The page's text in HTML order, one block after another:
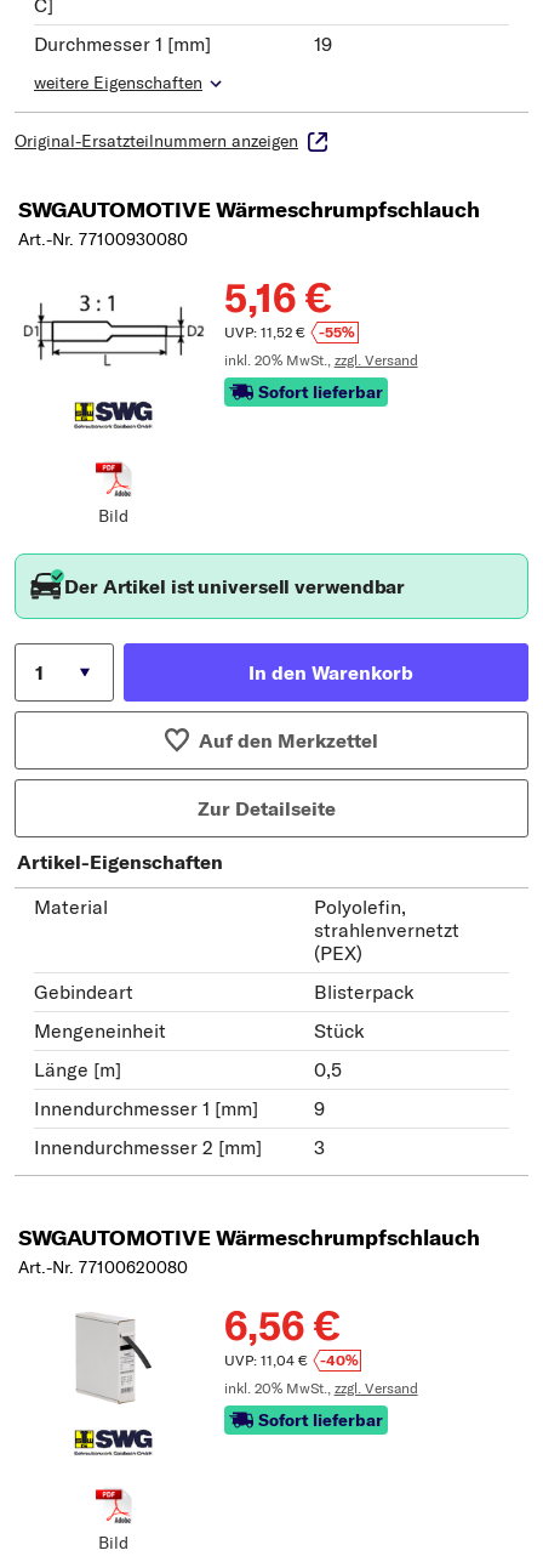
Durchmesser 1 [mm]
19
weitere Eigenschaften
Original-Ersatzteilnummern anzeigen
SWGAUTOMOTIVE Wärmeschrumpfschlauch
Art.-Nr. 77100930080
Bild
5,16 €
UVP: 11,52 €
-55%
inkl. 20% MwSt., zzgl. Versand
Sofort lieferbar
Der Artikel ist universell verwendbar
In den Warenkorb
Auf den Merkzettel
Zur Detailseite
Artikel-Eigenschaften
Material
Polyolefin,
strahlenvernetzt
(PEX)
Gebindeart
Blisterpack
Mengeneinheit
Stück
Länge [m]
0,5
Innendurchmesser 1 [mm]
9
Innendurchmesser 2 [mm]
3
SWGAUTOMOTIVE Wärmeschrumpfschlauch
Art.-Nr. 77100620080
Bild
6,56 €
UVP: 11,04 €
-40%
inkl. 20% MwSt., zzgl. Versand
Sofort lieferbar